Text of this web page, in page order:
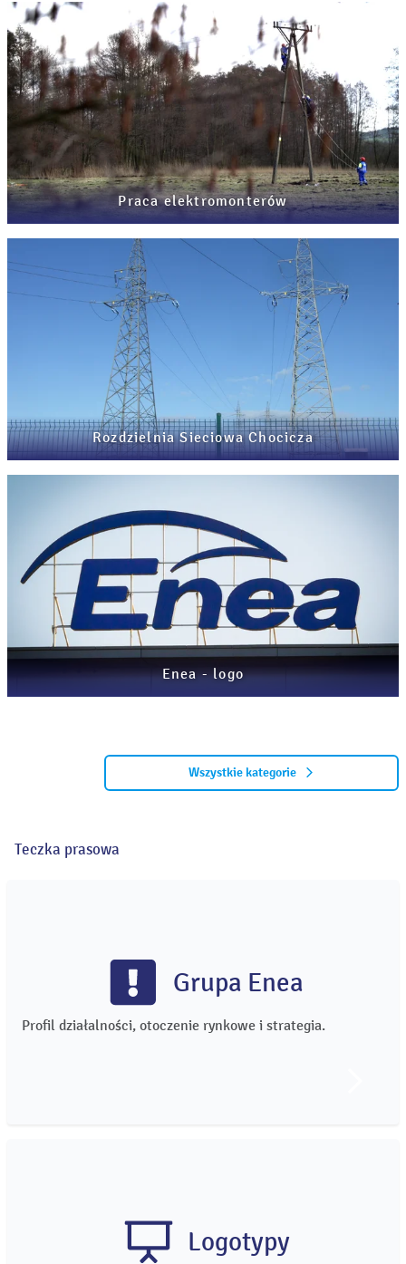
Praca elektromonterów
Rozdzielnia Sieciowa Chocicza
Enea - logo
Wszystkie kategorie
Teczka prasowa
Grupa Enea
Profil działalności, otoczenie rynkowe i strategia.
Logotypy